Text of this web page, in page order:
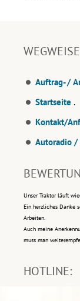
Auftrag- /
Startseite .
Kontakt/
Autoradio /
Unser Traktor läuft
Ein herzliches Danke
Arbeiten.
Auch meine
muss man
HOTLINE: